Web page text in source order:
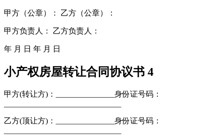
甲方（公章）： 乙方（公章）：
甲方负责人： 乙方负责人：
年 月 日 年 月 日
小产权房屋转让合同协议书 4
甲方(转让方)：_______________身份证号码：
乙方(顶让方)：_______________身份证号码：